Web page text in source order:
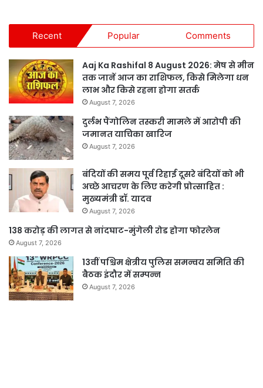
Recent Popular Comments
Aaj Ka Rashifal 8 August 2026: मेष से मीन
तक जानें आज का राशिफल, किसे मिलेगा धन
लाभ और किसे रहना होगा सतर्क
August 7, 2026
दुर्लभ पैंगोलिन तस्करी मामले में आरोपी की
जमानत याचिका खारिज
August 7, 2026
बंदियों की समय पूर्व रिहाई दूसरे बंदियों को भी
अच्छे आचरण के लिए करेगी प्रोत्साहित :
मुख्यमंत्री डॉ. यादव
August 7, 2026
138 करोड़ की लागत से नांदघाट-मुंगेली रोड होगा फोरलेन
August 7, 2026
13वीं पश्चिम क्षेत्रीय पुलिस समन्वय समिति की
बैठक इंदौर में सम्पन्न
August 7, 2026